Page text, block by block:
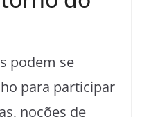
podem se
para participar
noções de